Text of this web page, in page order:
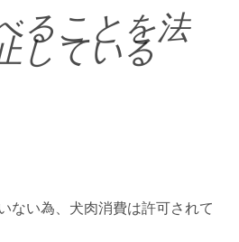
ることを法
している
ない為、犬肉消費は許可されて